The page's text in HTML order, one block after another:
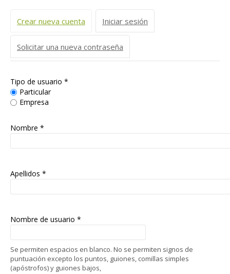
Solapas principales
Crear nueva cuenta (solapa activa)
Iniciar sesión
Solicitar una nueva contraseña
Tipo de usuario *
Particular
Empresa
Nombre *
Apellidos *
Nombre de usuario *
Se permiten espacios en blanco. No se permiten signos de
puntuación excepto los puntos, guiones, comillas simples
(apóstrofos) y guiones bajos,